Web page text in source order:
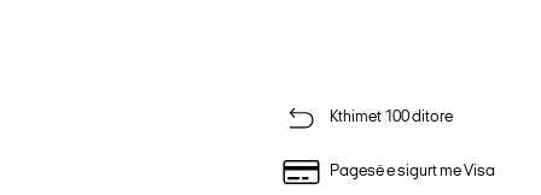
Kthimet 100 ditore
Pagesë e sigurt me Visa